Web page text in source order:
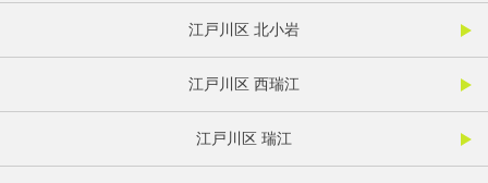
江戸川区 北小岩
江戸川区 西瑞江
江戸川区 瑞江